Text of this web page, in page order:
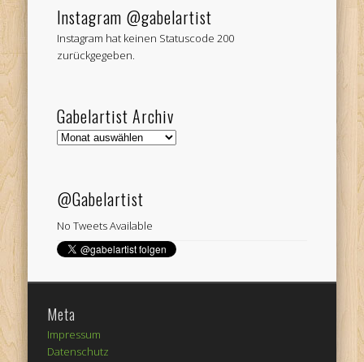
Instagram @gabelartist
Instagram hat keinen Statuscode 200
zurückgegeben.
Gabelartist Archiv
Gabelartist
@Gabelartist
No Tweets Available
Meta
Impressum
Datenschutz